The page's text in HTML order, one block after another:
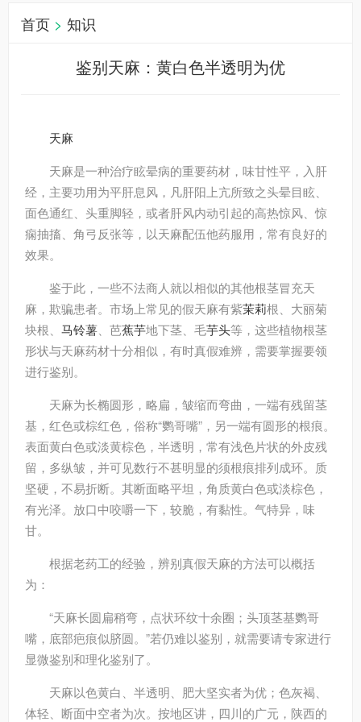
首页 > 知识
鉴别天麻：黄白色半透明为优
天麻
天麻是一种治疗眩晕病的重要药材，味甘性平，入肝
经，主要功用为平肝息风，凡肝阳上亢所致之头晕目眩、
面色通红、头重脚轻，或者肝风内动引起的高热惊风、惊
痫抽搐、角弓反张等，以天麻配伍他药服用，常有良好的
效果。
鉴于此，一些不法商人就以相似的其他根茎冒充天
麻，欺骗患者。市场上常见的假天麻有紫茉莉根、大丽菊
块根、 马铃薯 、芭蕉芋地下茎、毛芋头等，这些植物根茎
形状与天麻药材十分相似，有时真假难辨，需要掌握要领
进行鉴别。
天麻为长椭圆形，略扁，皱缩而弯曲，一端有残留茎
基，红色或棕红色，俗称“鹦哥嘴”，另一端有圆形的根痕。
表面黄白色或淡黄棕色，半透明，常有浅色片状的外皮残
留，多纵皱，并可见数行不甚明显的须根痕排列成环。质
坚硬，不易折断。其断面略平坦，角质黄白色或淡棕色，
有光泽。放口中咬嚼一下，较脆，有黏性。气特异，味
甘。
根据老药工的经验，辨别真假天麻的方法可以概括
为：
“天麻长圆扁稍弯，点状环纹十余圈；头顶茎基鹦哥
嘴，底部疤痕似脐圆。”若仍难以鉴别，就需要请专家进行
显微鉴别和理化鉴别了。
天麻以色黄白、半透明、肥大坚实者为优；色灰褐、
体轻、断面中空者为次。按地区讲，四川的广元，陕西的